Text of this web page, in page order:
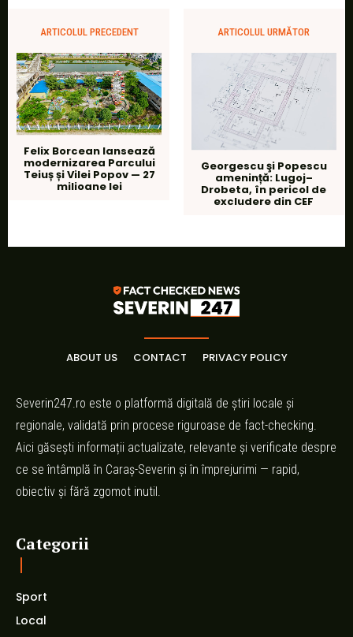
ARTICOLUL PRECEDENT
Felix Borcean lansează
modernizarea Parcului
Teiuș și Vilei Popov — 27
milioane lei
ARTICOLUL URMĂTOR
Georgescu şi Popescu
amenință: Lugoj–
Drobeta, în pericol de
excludere din CEF
ABOUT US CONTACT PRIVACY POLICY
Severin247.ro este o platformă digitală de știri locale și
regionale, validată prin procese riguroase de fact-checking.
Aici găsești informații actualizate, relevante și verificate despre
ce se întâmplă în Caraș-Severin și în împrejurimi — rapid,
obiectiv și fără zgomot inutil.
Categorii
Sport
Local